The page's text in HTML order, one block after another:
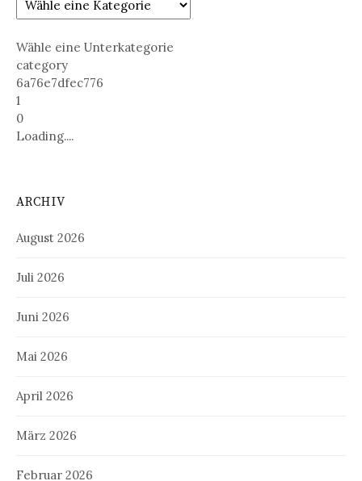
Wähle eine Unterkategorie
category
6a76e7dfec776
1
0
Loading....
ARCHIV
August 2026
Juli 2026
Juni 2026
Mai 2026
April 2026
März 2026
Februar 2026